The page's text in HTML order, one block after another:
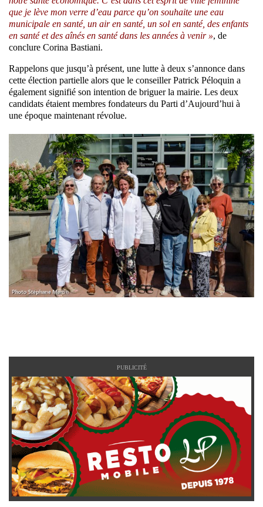
que je lève mon verre d’eau parce qu’on souhaite une eau
municipale en santé, un air en santé, un sol en santé, des enfants
en santé et des aînés en santé dans les années à venir », de
conclure Corina Bastiani.
Rappelons que jusqu’à présent, une lutte à deux s’annonce dans
cette élection partielle alors que le conseiller Patrick Péloquin a
également signifié son intention de briguer la mairie. Les deux
candidats étaient membres fondateurs du Parti d’Aujourd’hui à
une époque maintenant révolue.
PUBLICITÉ